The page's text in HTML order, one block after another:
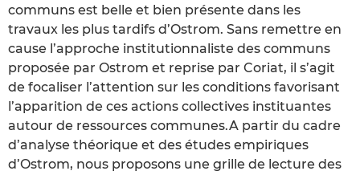
communs est belle et bien présente dans les
travaux les plus tardifs d’Ostrom. Sans remettre en
cause l’approche institutionnaliste des communs
proposée par Ostrom et reprise par Coriat, il s’agit
de focaliser l’attention sur les conditions favorisant
l’apparition de ces actions collectives instituantes
autour de ressources communes.A partir du cadre
d’analyse théorique et des études empiriques
d’Ostrom, nous proposons une grille de lecture des